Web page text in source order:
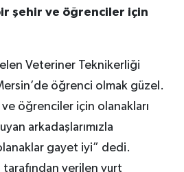
şehir ve öğrenciler için
Veteriner Teknikerliği
öğrenci olmak güzel.
öğrenciler için olanakları
arkadaşlarımızla
olanaklar gayet iyi” dedi.
tarafından verilen yurt